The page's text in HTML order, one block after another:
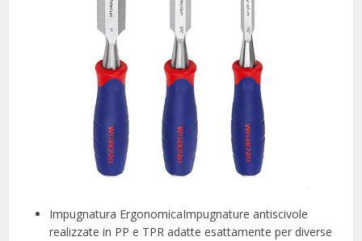
Impugnatura ErgonomicaImpugnature antiscivole
realizzate in PP e TPR adatte esattamente per diverse